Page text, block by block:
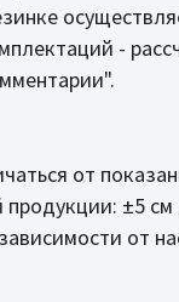
-
от
±5
от